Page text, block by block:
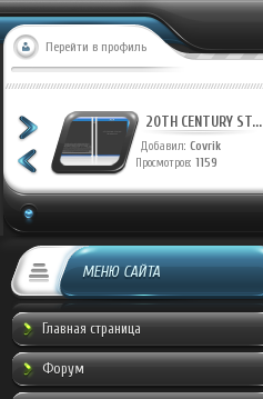
Перейти в профиль
20TH CENTURY ST...
Добавил: Covrik
Просмотров: 1159
МЕНЮ САЙТА
Главная страница
Форум